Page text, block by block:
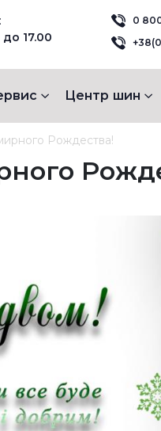
17.00
0
Центр шин
Рождества!